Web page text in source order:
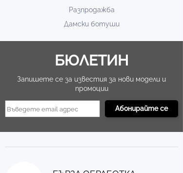
Разпродажба
Дамски ботуши
БЮЛЕТИН
Запишете се за известия за нови модели и
промоции